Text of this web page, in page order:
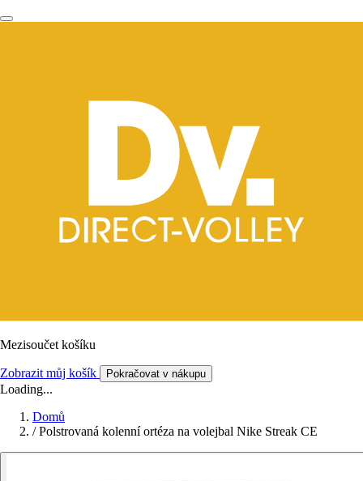
Mezisoučet košíku
Zobrazit můj košík Pokračovat v nákupu
Loading...
Domů
/ Polstrovaná kolenní ortéza na volejbal Nike Streak CE